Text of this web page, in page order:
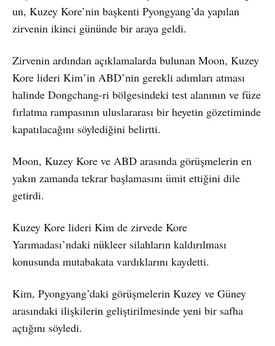
un, Kuzey Kore’nin başkenti Pyongyang’da yapılan
zirvenin ikinci gününde bir araya geldi.
Zirvenin ardından açıklamalarda bulunan Moon, Kuzey
Kore lideri Kim’in ABD’nin gerekli adımları atması
halinde Dongchang-ri bölgesindeki test alanının ve füze
fırlatma rampasının uluslararası bir heyetin gözetiminde
kapatılacağını söylediğini belirtti.
Moon, Kuzey Kore ve ABD arasında görüşmelerin en
yakın zamanda tekrar başlamasını ümit ettiğini dile
getirdi.
Kuzey Kore lideri Kim de zirvede Kore
Yarımadası’ndaki nükleer silahların kaldırılması
konusunda mutabakata vardıklarını kaydetti.
Kim, Pyongyang’daki görüşmelerin Kuzey ve Güney
arasındaki ilişkilerin geliştirilmesinde yeni bir safha
açtığını söyledi.